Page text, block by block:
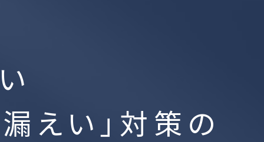
VoyagerLabs
い」対策の